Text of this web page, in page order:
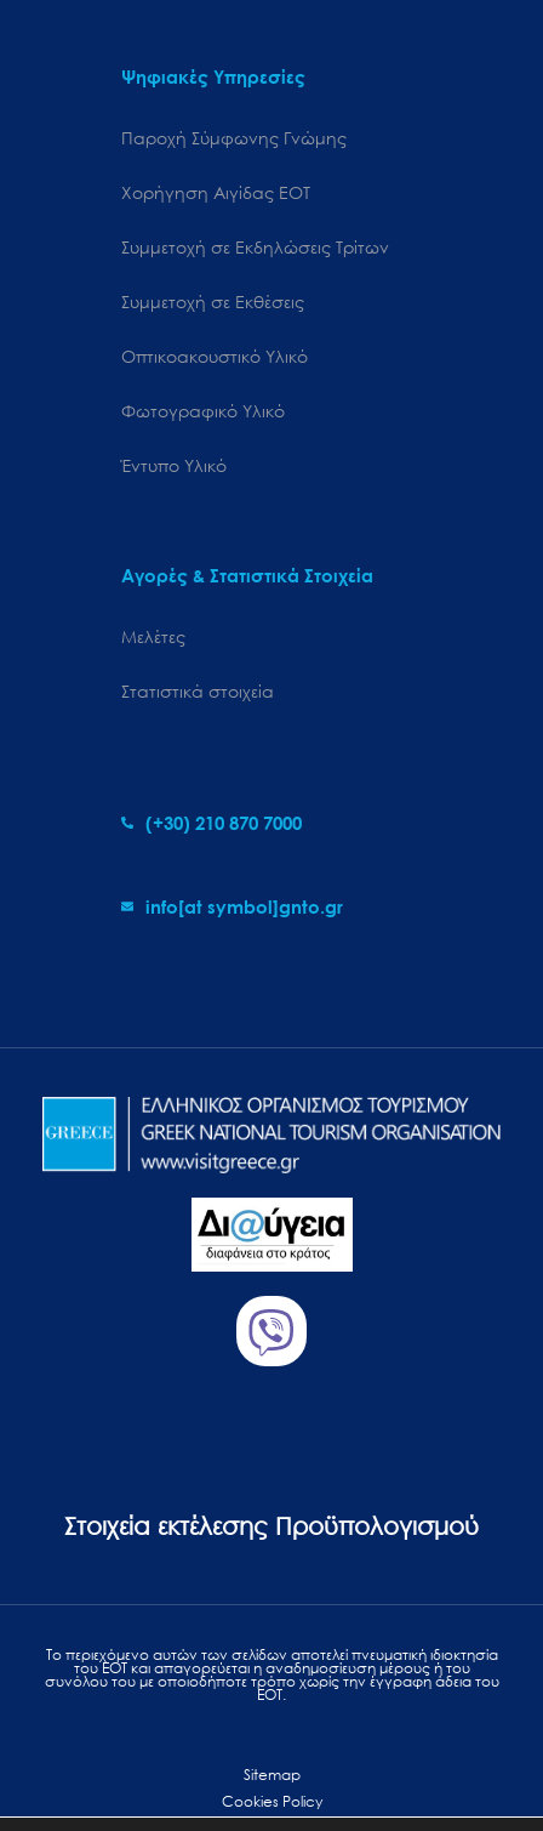
Ψηφιακές Υπηρεσίες
Παροχή Σύμφωνης Γνώμης
Χορήγηση Αιγίδας ΕΟΤ
Συμμετοχή σε Εκδηλώσεις Τρίτων
Συμμετοχή σε Εκθέσεις
Οπτικοακουστικό Υλικό
Φωτογραφικό Υλικό
Έντυπο Υλικό
Αγορές & Στατιστικά Στοιχεία
Μελέτες
Στατιστικά στοιχεία
(+30) 210 870 7000
info[at symbol]gnto.gr
Στοιχεία εκτέλεσης Προϋπολογισμού
Το περιεχόμενο αυτών των σελίδων αποτελεί πvευματική ιδιοκτησία
του ΕΟΤ και απαγορεύεται η αναδημοσίευση μέρους ή του
συνόλου του με οποιοδήποτε τρόπο χωρίς την έγγραφη άδεια του
ΕΟΤ.
Sitemap
Cookies Policy